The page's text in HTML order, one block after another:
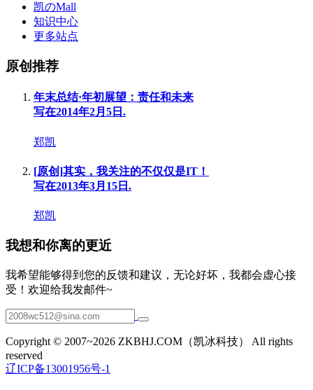
凯のMall
知识中心
更多站点
原创推荐
年末总结·年初展望：责任和未来
写在2014年2月5日.
郑凯
[原创]其实，我关注的不仅仅是IT！
写在2013年3月15日.
郑凯
我想和你离的更近
我希望能够得到您的反馈和建议，无论好坏，我都会虚心接
受！欢迎给我发邮件~
Copyright © 2007~2026 ZKBHJ.COM（凯冰科技） All rights
reserved
辽ICP备13001956号-1